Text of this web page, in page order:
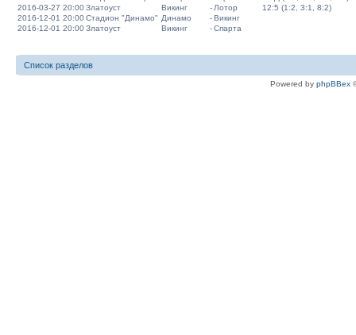
2016-03-27 20:00Златоуст Викинг - Лотор
12:5 (1:2, 3:1, 8:2)
2016-12-01 20:00Стадион "Динамо" Динамо -Викинг
2016-12-01 20:00Златоуст Викинг -Спарта
Список разделов
Powered by phpBBex